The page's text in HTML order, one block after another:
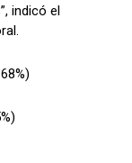
indicó el